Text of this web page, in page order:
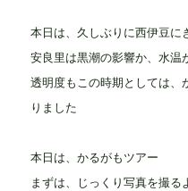
本日は、久しぶりに西伊豆に
安良里は黒潮の影響か、水
透明度もこの時期としては、
りました
本日は、かるがもツアー
まずは、じっくり写真を撮る